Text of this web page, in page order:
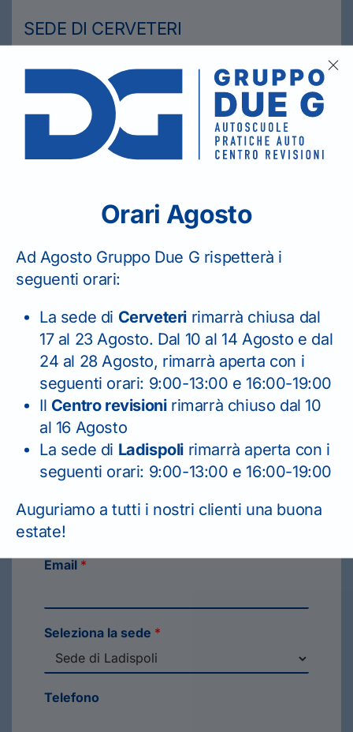
SEDE DI CERVETERI
06 99 42 471
06 99 49 652
Il seguente form serve solo per
richiesta informazioni.
PER I RINNOVI PATENTE
CONTATTARE TELEFONICAMENTE
LA SEDE.
Email *
Seleziona la sede *
Telefono
Orari Agosto
Ad Agosto Gruppo Due G rispetterà i
seguenti orari:
La sede di Cerveteri rimarrà chiusa dal
17 al 23 Agosto. Dal 10 al 14 Agosto e dal
24 al 28 Agosto, rimarrà aperta con i
seguenti orari: 9:00-13:00 e 16:00-19:00
Il Centro revisionirimarrà chiuso dal 10
al 16 Agosto
La sede di Ladispoli rimarrà aperta con i
seguenti orari: 9:00-13:00 e 16:00-19:00
Auguriamo a tutti i nostri clienti una buona
estate!